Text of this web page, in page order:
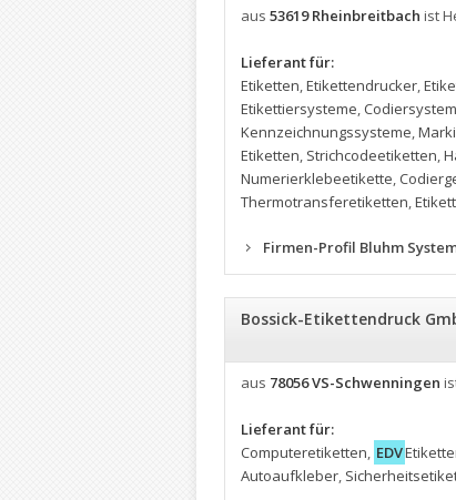
aus 53619 Rheinbreitbach ist
Lieferant für:
Etiketten,Etikettendrucker,
Etikettiersysteme,
Kennzeichnungssysteme,
Etiketten, Strichcodeetiketten,
Numerierklebeetikette,
Thermotransferetiketten,
Firmen-Profil Bluhm
Bossick-Etikettendruck
aus 78056 VS-Schwenningen
Lieferant für:
Computeretiketten, EDV
Autoaufkleber,